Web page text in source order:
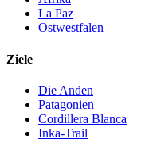
La Paz
Ostwestfalen
Ziele
Die Anden
Patagonien
Cordillera Blanca
Inka-Trail